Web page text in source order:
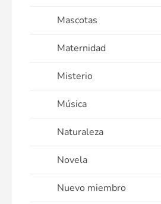
Mascotas
Maternidad
Misterio
Música
Naturaleza
Novela
Nuevo miembro